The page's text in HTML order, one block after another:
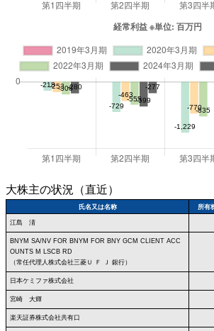
大株主の状況（直近）
氏名又は名称 所有
江島 淸
BNYM SA/NV FOR BNYM FOR BNY GCM CLIENT ACC
OUNTS M LSCB RD
（常任代理人株式会社三菱Ｕ Ｆ Ｊ 銀行）
日本ケミファ株式会社
宮崎 大輝
楽天証券株式会社共有口